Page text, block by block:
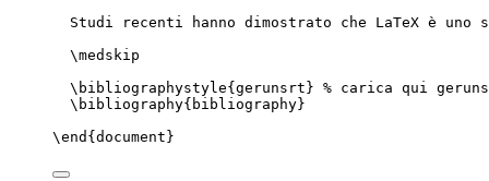
Studi recenti hanno dimostrato che LaTeX è
\medskip
\bibliographystyle{gerunsrt} % carica qui
\bibliography{bibliography}
\end { document }